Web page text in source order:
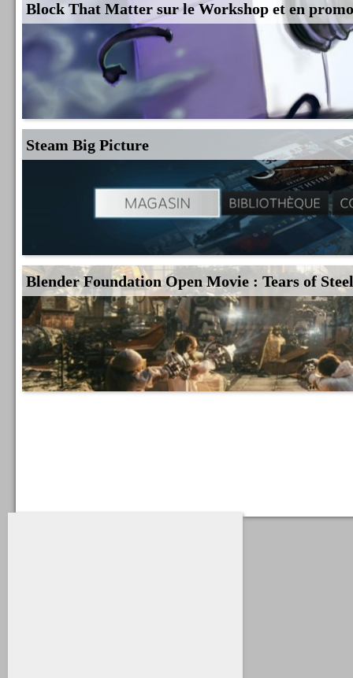
Block That Matter sur le Workshop et en
Steam Big Picture
Blender Foundation Open Movie : Tears of